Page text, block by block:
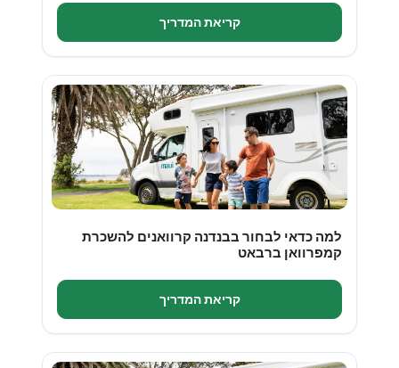
קריאת המדריך
למה כדאי לבחור בבנדנה קרוואנים להשכרת
קמפרוואן ברבאט
קריאת המדריך